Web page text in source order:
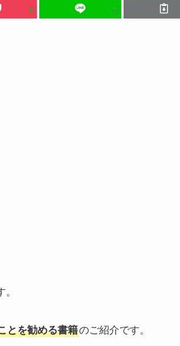
とを勧める書籍のご紹介です。